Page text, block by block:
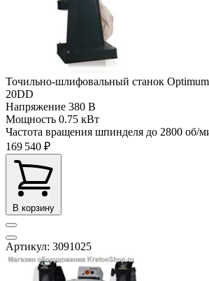
Точильно-шлифовальный станок
20DD
Напряжение 380 В
Мощность 0.75 кВт
Частота вращения шпинделя до 2800 об/
169 540 ₽
В корзину
Артикул: 3091025